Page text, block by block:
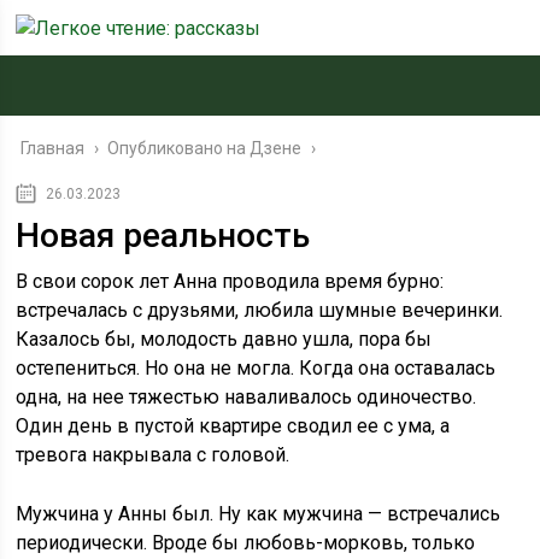
Главная › Опубликовано на Дзене ›
26.03.2023
Новая реальность
В свои сорок лет Анна проводила время бурно:
встречалась с друзьями, любила шумные вечеринки.
Казалось бы, молодость давно ушла, пора бы
остепениться. Но она не могла. Когда она оставалась
одна, на нее тяжестью наваливалось одиночество.
Один день в пустой квартире сводил ее с ума, а
тревога накрывала с головой.
Мужчина у Анны был. Ну как мужчина — встречались
периодически. Вроде бы любовь-морковь, только